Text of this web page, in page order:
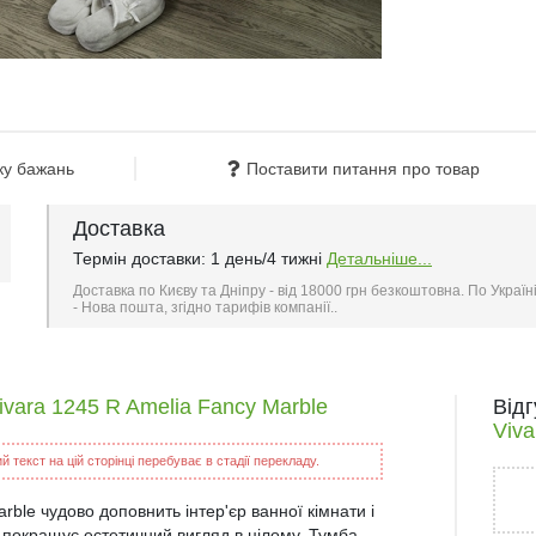
бажань Поставити питання про товар
Доставка
Термін доставки: 1 день/4 тижні Детальніше...
Доставка по Києву та Дніпру - від 18000 грн безкоштовна. По Україні
- Нова пошта, згідно тарифів компанії..
1245 R Amelia Fancy Marble
на цій сторінці перебуває в стадії перекладу.
чудово доповнить інтер'єр ванної кімнати і